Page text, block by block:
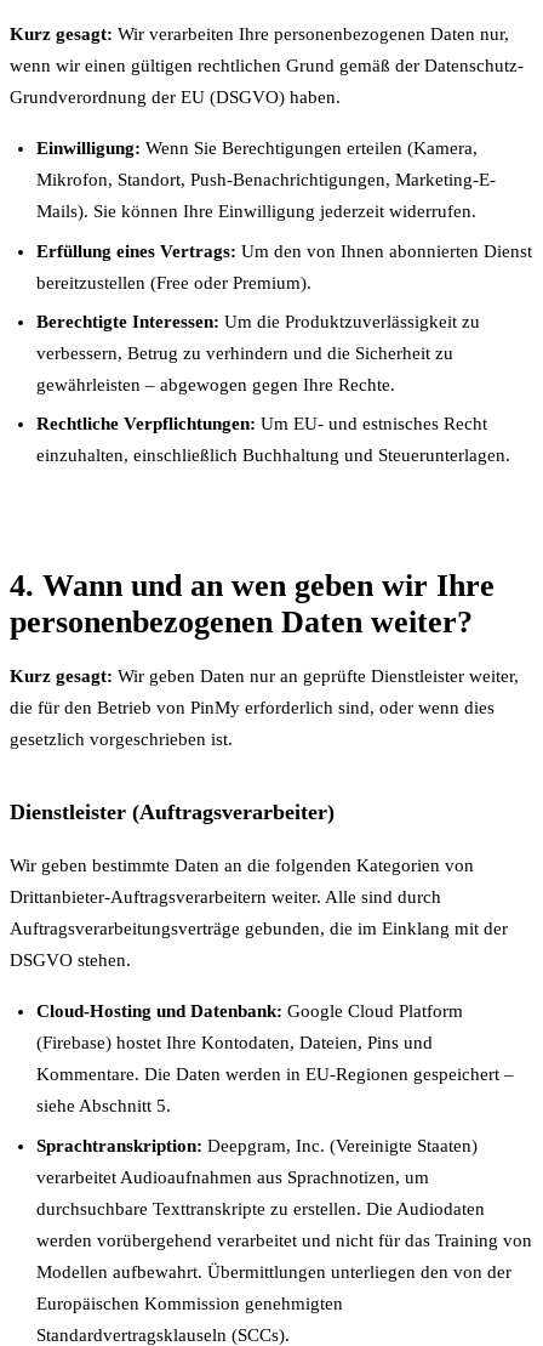
Kurz gesagt: Wir verarbeiten Ihre personenbezogenen Daten nur,
wenn wir einen gültigen rechtlichen Grund gemäß der Datenschutz-
Grundverordnung der EU (DSGVO) haben.
Einwilligung: Wenn Sie Berechtigungen erteilen (Kamera,
Mikrofon, Standort, Push-Benachrichtigungen, Marketing-E-
Mails). Sie können Ihre Einwilligung jederzeit widerrufen.
Erfüllung eines Vertrags: Um den von Ihnen abonnierten Dienst
bereitzustellen (Free oder Premium).
Berechtigte Interessen: Um die Produktzuverlässigkeit zu
verbessern, Betrug zu verhindern und die Sicherheit zu
gewährleisten – abgewogen gegen Ihre Rechte.
Rechtliche Verpflichtungen: Um EU- und estnisches Recht
einzuhalten, einschließlich Buchhaltung und Steuerunterlagen.
4. Wann und an wen geben wir Ihre
personenbezogenen Daten weiter?
Kurz gesagt: Wir geben Daten nur an geprüfte Dienstleister weiter,
die für den Betrieb von PinMy erforderlich sind, oder wenn dies
gesetzlich vorgeschrieben ist.
Dienstleister (Auftragsverarbeiter)
Wir geben bestimmte Daten an die folgenden Kategorien von
Drittanbieter-Auftragsverarbeitern weiter. Alle sind durch
Auftragsverarbeitungsverträge gebunden, die im Einklang mit der
DSGVO stehen.
Cloud-Hosting und Datenbank: Google Cloud Platform
(Firebase) hostet Ihre Kontodaten, Dateien, Pins und
Kommentare. Die Daten werden in EU-Regionen gespeichert –
siehe Abschnitt 5.
Sprachtranskription: Deepgram, Inc. (Vereinigte Staaten)
verarbeitet Audioaufnahmen aus Sprachnotizen, um
durchsuchbare Texttranskripte zu erstellen. Die Audiodaten
werden vorübergehend verarbeitet und nicht für das Training von
Modellen aufbewahrt. Übermittlungen unterliegen den von der
Europäischen Kommission genehmigten
Standardvertragsklauseln (SCCs).